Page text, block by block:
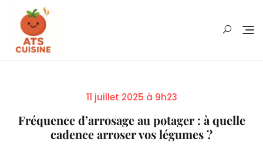
content
Posted
11 juillet 2025 à 9h23
Fréquence d’arrosage au potager : à quelle
cadence arroser vos légumes ?